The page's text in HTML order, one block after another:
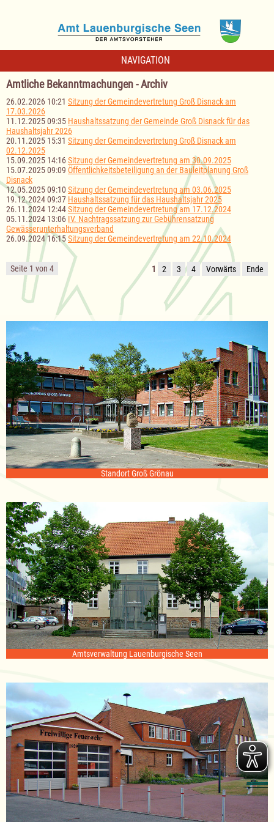
NAVIGATION
Amtliche Bekanntmachungen - Archiv
26.02.2026 10:21 Sitzung der Gemeindevertretung Groß Disnack am
17.03.2026
11.12.2025 09:35 Haushaltssatzung der Gemeinde Groß Disnack für das
Haushaltsjahr 2026
20.11.2025 15:31 Sitzung der Gemeindevertretung Groß Disnack am
02.12.2025
15.09.2025 14:16Sitzung der Gemeindevertretung am 30.09.2025
15.07.2025 09:09 Öffentlichkeitsbeteiligung an der Bauleitplanung Groß
Disnack
12.05.2025 09:10 Sitzung der Gemeindevertretung am 03.06.2025
19.12.2024 09:37 Haushaltssatzung für das Haushaltsjahr 2025
26.11.2024 12:44Sitzung der Gemeindevertretung am 17.12.2024
05.11.2024 13:06 IV. Nachtragssatzung zur Gebührensatzung
Gewässerunterhaltungsverband
26.09.2024 16:15Sitzung der Gemeindevertretung am 22.10.2024
Seite 1 von 4 1 2 3 4 Vorwärts Ende
Standort Groß Grönau
Amtsverwaltung Lauenburgische Seen